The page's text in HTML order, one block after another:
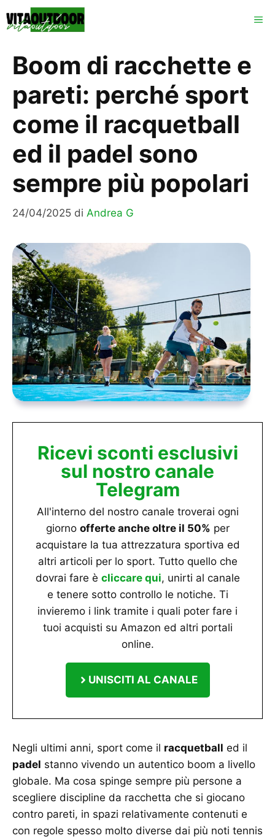
al
Boom di racchette e
pareti: perché sport
come il racquetball
ed il padel sono
sempre più popolari
24/04/2025 di Andrea G
Ricevi sconti esclusivi
sul nostro canale
Telegram
All'interno del nostro canale troverai ogni
giorno offerte anche oltre il 50% per
acquistare la tua attrezzatura sportiva ed
altri articoli per lo sport. Tutto quello che
dovrai fare è cliccare qui, unirti al canale
e tenere sotto controllo le notiche. Ti
invieremo i link tramite i quali poter fare i
tuoi acquisti su Amazon ed altri portali
online.
UNISCITI AL CANALE
Negli ultimi anni, sport come il racquetball ed il
padel stanno vivendo un autentico boom a livello
globale. Ma cosa spinge sempre più persone a
scegliere discipline da racchetta che si giocano
contro pareti, in spazi relativamente contenuti e
con regole spesso molto diverse dai più noti tennis